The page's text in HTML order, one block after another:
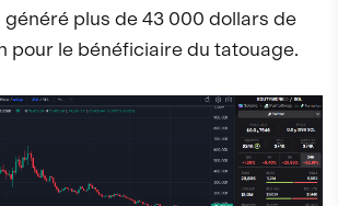
plus de 43 000 dollars de
pour le bénéficiaire du tatouage.